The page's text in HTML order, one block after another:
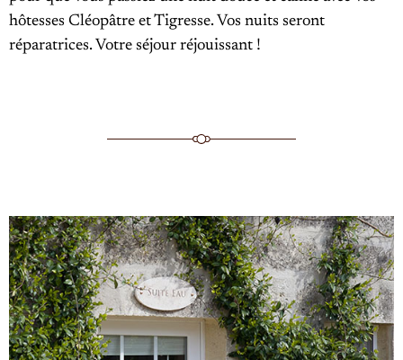
hôtesses Cléopâtre et Tigresse. Vos nuits seront
réparatrices. Votre séjour réjouissant !